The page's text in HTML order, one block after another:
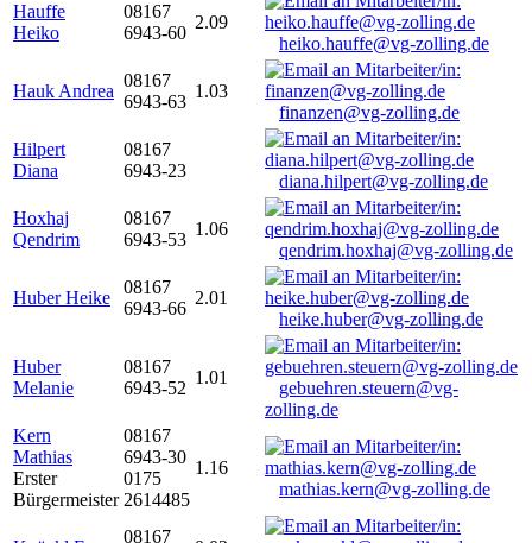
Hauffe
Heiko
08167
6943-60
2.09
heiko.hauffe@vg-zolling.de
Hauk Andrea
08167
6943-63
1.03
finanzen@vg-zolling.de
Hilpert
Diana
08167
6943-23
diana.hilpert@vg-zolling.de
Hoxhaj
Qendrim
08167
6943-53
1.06
qendrim.hoxhaj@vg-zolling.de
Huber Heike
08167
6943-66
2.01
heike.huber@vg-zolling.de
Huber
Melanie
08167
6943-52
1.01
gebuehren.steuern@vg-
zolling.de
Kern
Mathias
Erster
Bürgermeister
08167
6943-30
0175
2614485
1.16
mathias.kern@vg-zolling.de
08167